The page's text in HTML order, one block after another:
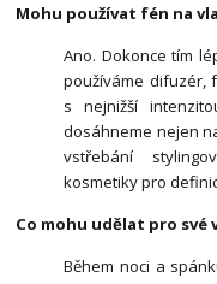
Mohu používat fén na
Ano. Dokonce tím
používáme difuzér,
s nejnižší
dosáhneme nejen
vstřebání
kosmetiky pro
Co mohu udělat pro své
Během noci a